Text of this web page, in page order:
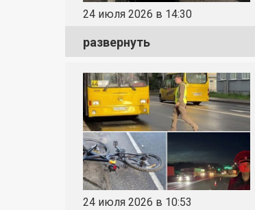
24 июля 2026 в 14:30
развернуть
24 июля 2026 в 10:53